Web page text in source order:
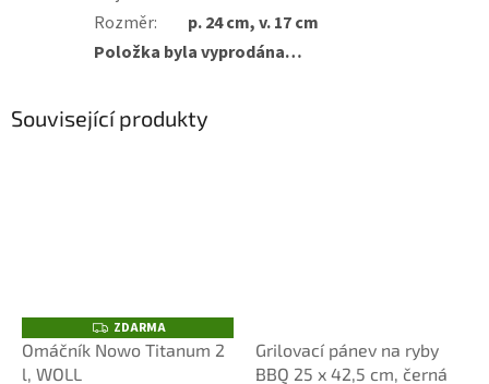
Rozměr:
p. 24 cm, v. 17 cm
Položka byla vyprodána…
Související produkty
Z
D
A
ZDARMA
Omáčník Nowo Titanum 2
l, WOLL
Grilovací pánev na ryby
BBQ 25 x 42,5 cm, černá